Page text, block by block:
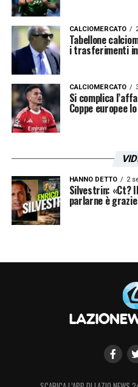
CALCIOMERCATO
Tabellone
i trasferimenti
CALCIOMERCATO
Si complica
Coppe europee
HANNO DETTO 2
Silvestrin: «Ct?
parlarne è